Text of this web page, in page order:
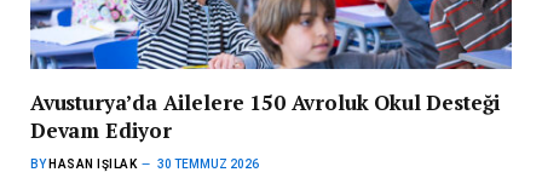
Avusturya’da Ailelere 150 Avroluk Okul Desteği
Devam Ediyor
BY HASAN IŞILAK 30 TEMMUZ 2026